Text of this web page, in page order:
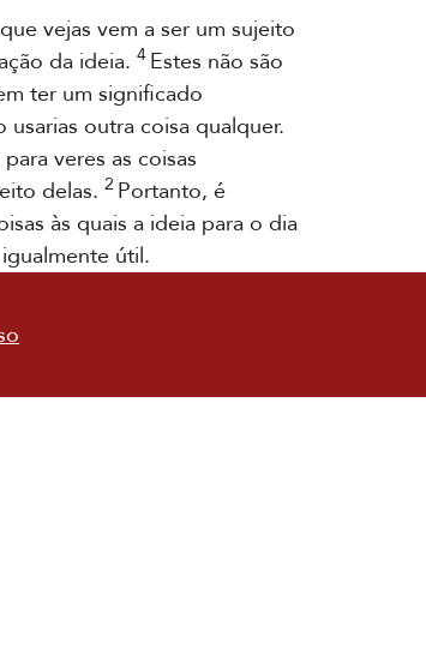
vejas vem a ser um sujeito
da ideia. 4 Estes não são
ter um significado
outra coisa qualquer.
veres as coisas
delas. 2 Portanto, é
às quais a ideia para o dia
útil.